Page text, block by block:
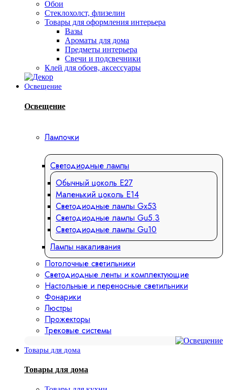
Обои
Стеклохолст, флизелин
Товары для оформления интерьера
Вазы
Ароматы для дома
Предметы интерьера
Свечи и подсвечники
Клей для обоев, аксессуары
Освещение
Освещение
Лампочки
Светодиодные лампы
Обычный цоколь Е27
Маленький цоколь Е14
Светодиодные лампы Gx53
Светодиодные лампы Gu5.3
Светодиодные лампы Gu10
Лампы накаливания
Потолочные светильники
Светодиодные ленты и комплектующие
Настольные и переносные светильники
Фонарики
Люстры
Прожекторы
Трековые системы
Товары для дома
Товары для дома